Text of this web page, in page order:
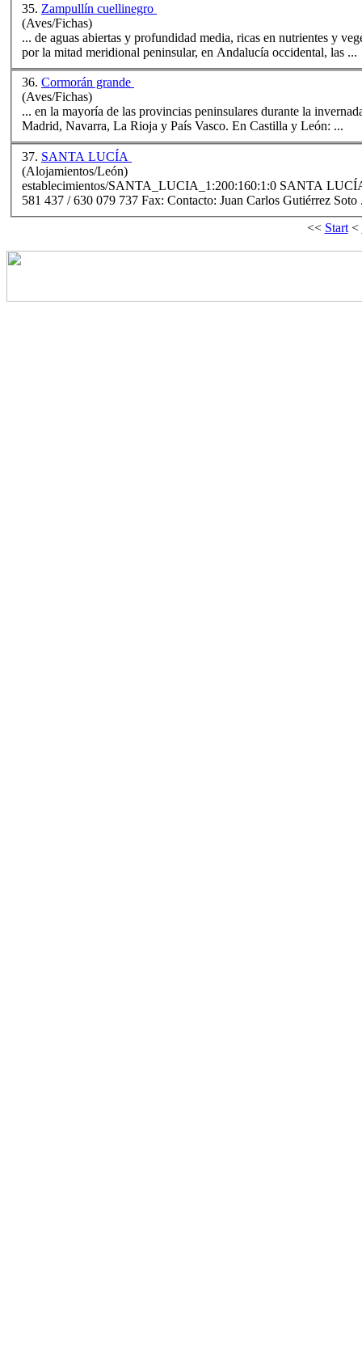
35. Zampullín cuellinegro
(Aves/Fichas)
... de aguas abiertas y profundidad media, ricas en nutrientes y vegetación emergente. DISTRIBUCIÓN En
por la mitad meridional peninsular, en Andalucía occidental, las ...
36. Cormorán grande
(Aves/Fichas)
... en la mayoría de las provincias peninsulares durante la
Madrid, Navarra, La Rioja y País Vasco. En Castilla y León: ...
37. SANTA LUCÍA
(Alojamientos/León)
establecimientos/SANTA_LUCIA_1:200:160:1:0 SANTA
581 437 / 630 079 737 Fax: Contacto: Juan Carlos Gutiérrez
<< Start<